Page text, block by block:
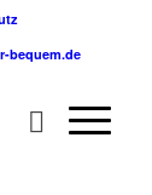
bequem.de